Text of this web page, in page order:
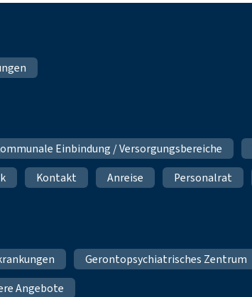
Einbindung / Versorgungsbereiche
Kontakt Anreise Personalrat
Gerontopsychiatrisches Zentrum
Angebote